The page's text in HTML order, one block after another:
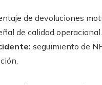
de devoluciones
de calidad operacional.
seguimiento de